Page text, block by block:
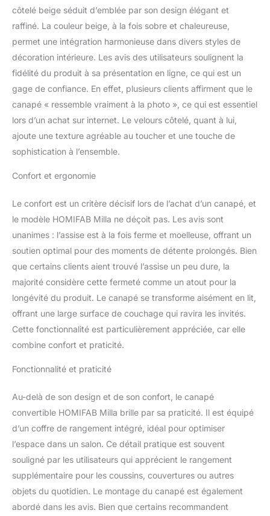
côtelé beige séduit d’emblée par son design élégant et
raffiné. La couleur beige, à la fois sobre et chaleureuse,
permet une intégration harmonieuse dans divers styles de
décoration intérieure. Les avis des utilisateurs soulignent la
fidélité du produit à sa présentation en ligne, ce qui est un
gage de confiance. En effet, plusieurs clients affirment que le
canapé « ressemble vraiment à la photo », ce qui est essentiel
lors d’un achat sur internet. Le velours côtelé, quant à lui,
ajoute une texture agréable au toucher et une touche de
sophistication à l’ensemble.
Confort et ergonomie
Le confort est un critère décisif lors de l’achat d’un canapé, et
le modèle HOMIFAB Milla ne déçoit pas. Les avis sont
unanimes : l’assise est à la fois ferme et moelleuse, offrant un
soutien optimal pour des moments de détente prolongés. Bien
que certains clients aient trouvé l’assise un peu dure, la
majorité considère cette fermeté comme un atout pour la
longévité du produit. Le canapé se transforme aisément en lit,
offrant une large surface de couchage qui ravira les invités.
Cette fonctionnalité est particulièrement appréciée, car elle
combine confort et praticité.
Fonctionnalité et praticité
Au-delà de son design et de son confort, le canapé
convertible HOMIFAB Milla brille par sa praticité. Il est équipé
d’un coffre de rangement intégré, idéal pour optimiser
l’espace dans un salon. Ce détail pratique est souvent
souligné par les utilisateurs qui apprécient le rangement
supplémentaire pour les coussins, couvertures ou autres
objets du quotidien. Le montage du canapé est également
abordé dans les avis. Bien que certains recommandent